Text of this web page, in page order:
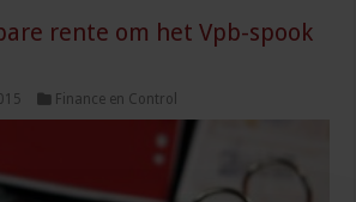
rente om het Vpb-spook
Finance en Control